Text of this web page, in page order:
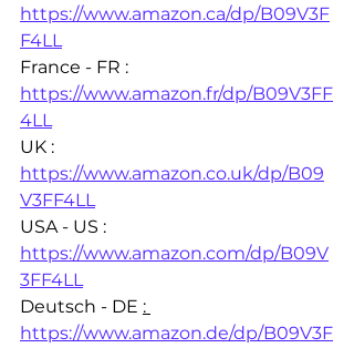
https://www.amazon.ca/dp/B09V3F
F4LL
France - FR :
https://www.amazon.fr/dp/B09V3FF
4LL
UK :
https://www.amazon.co.uk/dp/B09
V3FF4LL
USA - US :
https://www.amazon.com/dp/B09V
3FF4LL
Deutsch - DE :
https://www.amazon.de/dp/B09V3F